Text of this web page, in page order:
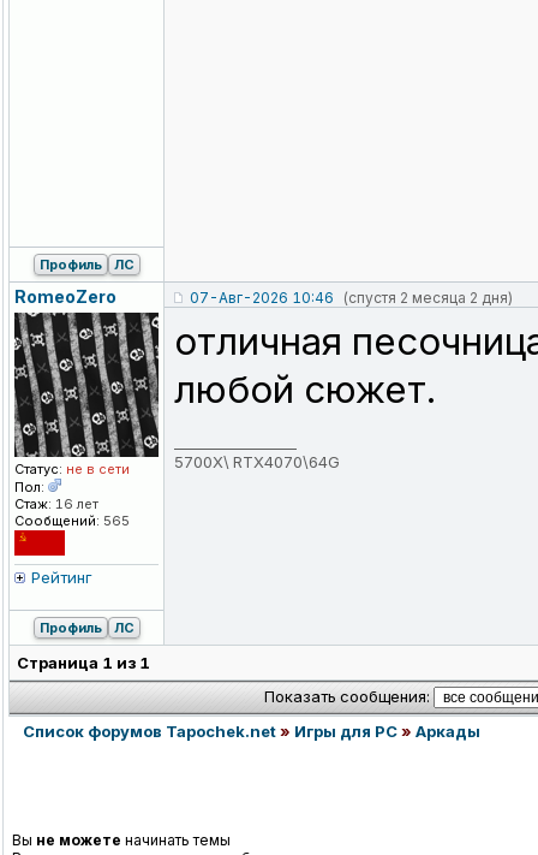
Профиль ЛС
RomeoZero
Статус: не в сети
Пол:
Стаж: 16 лет
Сообщений: 565
Рейтинг
07-Авг-2026 10:46 (спустя 2 месяца 2 дня)
отличная
любой сюжет.
5700X\ RTX4070\64G
Профиль ЛС
Страница 1 из 1
Показать сообщения:
Список форумов Tapochek.net» Игры для PC» Аркады
Вы не можете начинать темы